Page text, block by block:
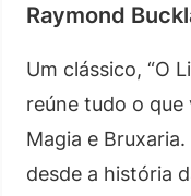
Raymond
Um clássico, “O
reúne tudo o que
Magia e
desde a história